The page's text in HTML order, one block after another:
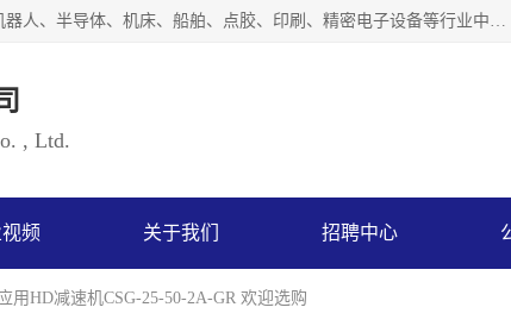
上海浜田实业有限公司专业致力于传动控制行业。面向工业机器人、半导体、机床、船舶、点胶、印刷、精密电子设备等行业中的运动控制技术。为日本哈默纳科（HarmonicDrive简称HD）中国地区定代理商，其生产的HarmonicDrive谐波减速机，具有轻量、小型、传动效率高、减速范围广、精度高等特点，被广泛应用于各种传动系统中。完善的技术，完善的售后，让您的选择无后顾之忧，欢迎您的来电洽谈！
, Ltd.
频 关于我们 招聘中心
用HD减速机CSG-25-50-2A-GR 欢迎选购